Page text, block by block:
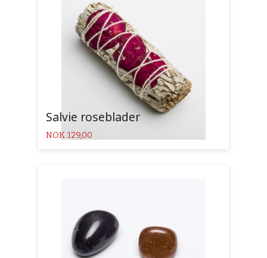
Salvie roseblader
Pris
NOK 129,00